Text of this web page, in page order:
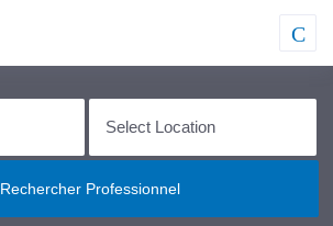
Rechercher Professionnel